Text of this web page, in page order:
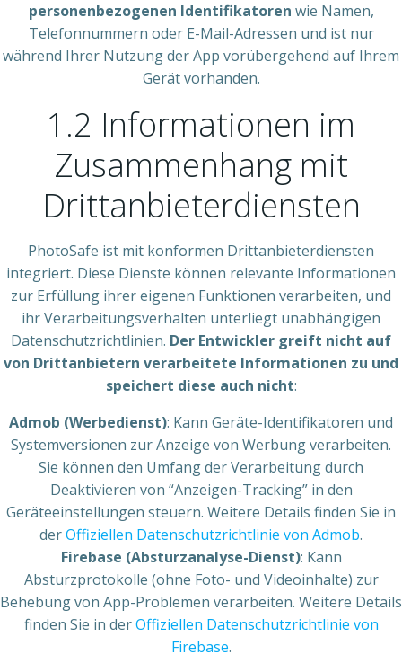
personenbezogenen Identifikatoren wie Namen,
Telefonnummern oder E-Mail-Adressen und ist nur
während Ihrer Nutzung der App vorübergehend auf Ihrem
Gerät vorhanden.
1.2 Informationen im
Zusammenhang mit
Drittanbieterdiensten
PhotoSafe ist mit konformen Drittanbieterdiensten
integriert. Diese Dienste können relevante Informationen
zur Erfüllung ihrer eigenen Funktionen verarbeiten, und
ihr Verarbeitungsverhalten unterliegt unabhängigen
Datenschutzrichtlinien. Der Entwickler greift nicht auf
von Drittanbietern verarbeitete Informationen zu und
speichert diese auch nicht:
Admob (Werbedienst): Kann Geräte-Identifikatoren und
Systemversionen zur Anzeige von Werbung verarbeiten.
Sie können den Umfang der Verarbeitung durch
Deaktivieren von “Anzeigen-Tracking” in den
Geräteeinstellungen steuern. Weitere Details finden Sie in
derOffiziellen Datenschutzrichtlinie von Admob.
Firebase (Absturzanalyse-Dienst): Kann
Absturzprotokolle (ohne Foto- und Videoinhalte) zur
Behebung von App-Problemen verarbeiten. Weitere Details
finden Sie in derOffiziellen Datenschutzrichtlinie von
Firebase.